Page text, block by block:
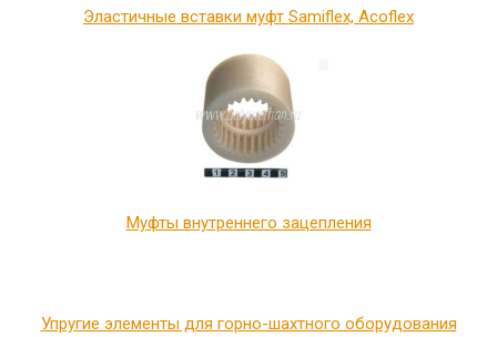
Эластичные вставки муфт Samiflex, Acoflex
Муфты внутреннего зацепления
Упругие элементы для горно-шахтного оборудования